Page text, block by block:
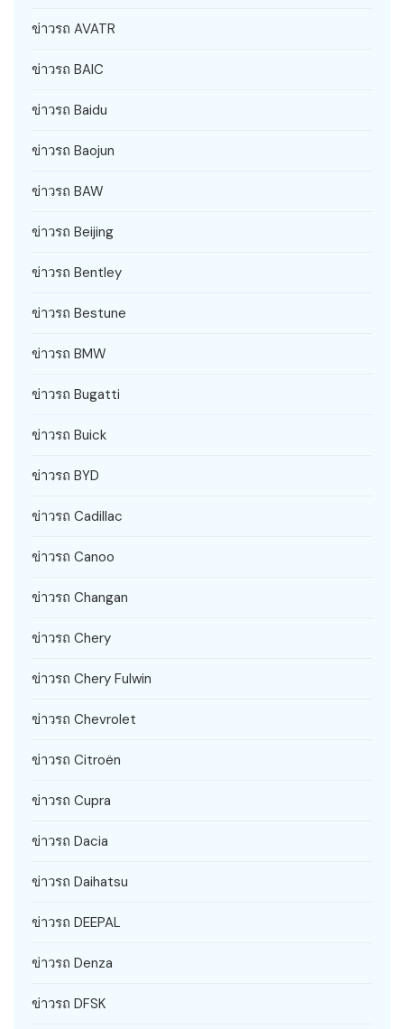
ข่าวรถ AVATR
ข่าวรถ BAIC
ข่าวรถ Baidu
ข่าวรถ Baojun
ข่าวรถ BAW
ข่าวรถ Beijing
ข่าวรถ Bentley
ข่าวรถ Bestune
ข่าวรถ BMW
ข่าวรถ Bugatti
ข่าวรถ Buick
ข่าวรถ BYD
ข่าวรถ Cadillac
ข่าวรถ Canoo
ข่าวรถ Changan
ข่าวรถ Chery
ข่าวรถ Chery Fulwin
ข่าวรถ Chevrolet
ข่าวรถ Citroën
ข่าวรถ Cupra
ข่าวรถ Dacia
ข่าวรถ Daihatsu
ข่าวรถ DEEPAL
ข่าวรถ Denza
ข่าวรถ DFSK